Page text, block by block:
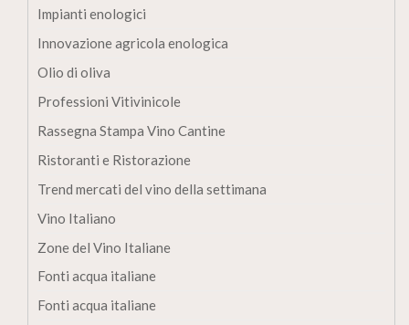
Impianti enologici
Innovazione agricola enologica
Olio di oliva
Professioni Vitivinicole
Rassegna Stampa Vino Cantine
Ristoranti e Ristorazione
Trend mercati del vino della settimana
Vino Italiano
Zone del Vino Italiane
Fonti acqua italiane
Fonti acqua italiane